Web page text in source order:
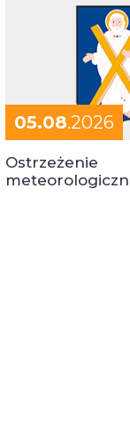
05.08.2026
Ostrzeżenie